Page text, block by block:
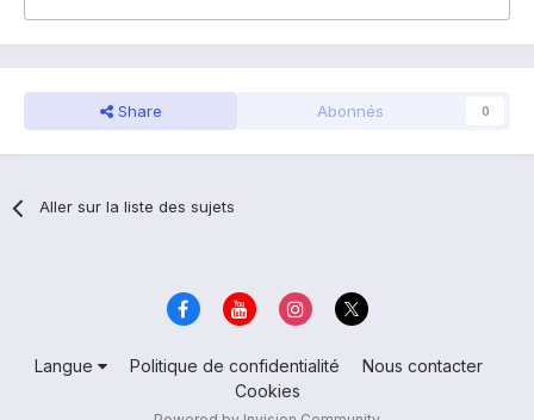
Share Abonnés 0
Aller sur la liste des sujets
Langue Politique de confidentialité
Nous contacter
Cookies